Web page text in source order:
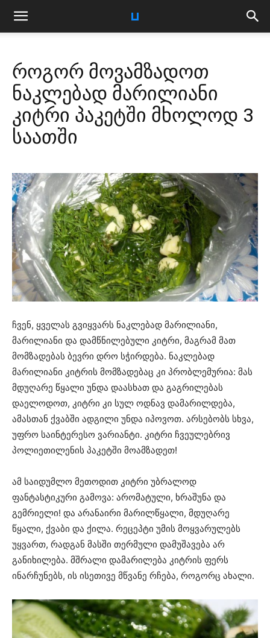
როგორ მოვამზადოთ
ნაკლებად მარილიანი
კიტრი პაკეტში მხოლოდ 3
საათში
ჩვენ, ყველას გვიყვარს ნაკლებად მარილიანი,
მარილიანი და დამწნილებული კიტრი, მაგრამ მათ
მომზადებას ბევრი დრო სჭირდება. ნაკლებად
მარილიანი კიტრის მომზადებაც კი პრობლემურია: მას
მდუღარე წყალი უნდა დაასხათ და გაგრილებას
დაელოდოთ, კიტრი კი სულ ოდნავ დამარილდება,
ამასთან ქვაბში ადგილი უნდა იპოვოთ. არსებობს სხვა,
უფრო საინტერესო ვარიანტი. კიტრი ჩვეულებრივ
პოლიეთილენის პაკეტში მოამზადეთ!
ამ საიდუმლო მეთოდით კიტრი უბრალოდ
ფანტასტიკური გამოვა: არომატული, ხრაშუნა და
გემრიელი! და არანაირი მარილწყალი, მდუღარე
წყალი, ქვაბი და ქილა. რეცეპტი უმის მოყვარულებს
უყვართ, რადგან მასში თერმული დამუშავება არ
განიხილება. მშრალი დამარილება კიტრის ფერს
ინარჩუნებს, ის ისეთივე მწვანე რჩება, როგორც ახალი.